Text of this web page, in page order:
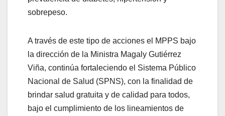
sobrepeso.
A través de este tipo de acciones el MPPS bajo
la dirección de la Ministra Magaly Gutiérrez
Viña, continúa fortaleciendo el Sistema Público
Nacional de Salud (SPNS), con la finalidad de
brindar salud gratuita y de calidad para todos,
bajo el cumplimiento de los lineamientos de